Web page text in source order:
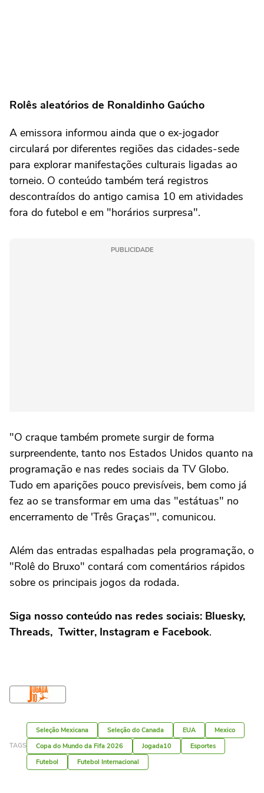
Rolês aleatórios de Ronaldinho Gaúcho
A emissora informou ainda que o ex-jogador
circulará por diferentes regiões das cidades-sede
para explorar manifestações culturais ligadas ao
torneio. O conteúdo também terá registros
descontraídos do antigo camisa 10 em atividades
fora do futebol e em "horários surpresa".
PUBLICIDADE
"O craque também promete surgir de forma
surpreendente, tanto nos Estados Unidos quanto na
programação e nas redes sociais da TV Globo.
Tudo em aparições pouco previsíveis, bem como já
fez ao se transformar em uma das "estátuas" no
encerramento de 'Três Graças'", comunicou.
Além das entradas espalhadas pela programação, o
"Rolê do Bruxo" contará com comentários rápidos
sobre os principais jogos da rodada.
Siga nosso conteúdo nas redes sociais: Bluesky,
Threads, Twitter, Instagram e Facebook.
TAGS
Seleção Mexicana Seleção do Canada EUA
Mexico
Copa do Mundo da Fifa 2026
Jogada10
Esportes
Futebol
Futebol Internacional